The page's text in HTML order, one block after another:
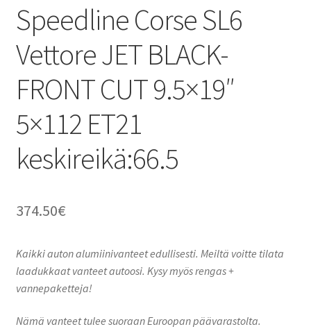
Speedline Corse SL6
Vettore JET BLACK-
FRONT CUT 9.5×19″
5×112 ET21
keskireikä:66.5
374.50€
Kaikki auton alumiinivanteet edullisesti. Meiltä voitte tilata
laadukkaat vanteet autoosi. Kysy myös rengas +
vannepaketteja!
Nämä vanteet tulee suoraan Euroopan päävarastolta.